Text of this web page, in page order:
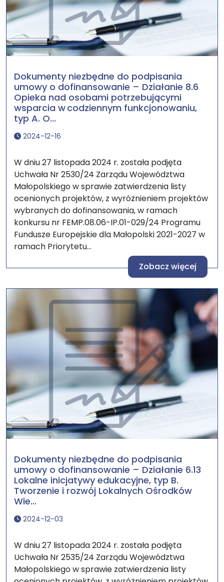
Dokumenty niezbędne do podpisania
umowy o dofinansowanie – Działanie 8.6
Opieka nad osobami potrzebującymi
wsparcia w codziennym funkcjonowaniu,
typ A. O...
2024-12-16
W dniu 27 listopada 2024 r. została podjęta
Uchwała Nr 2530/24 Zarządu Województwa
Małopolskiego w sprawie zatwierdzenia listy
ocenionych projektów, z wyróżnieniem projektów
wybranych do dofinansowania, w ramach
konkursu nr FEMP.08.06-IP.01-029/24 Programu
Fundusze Europejskie dla Małopolski 2021-2027 w
ramach Priorytetu...
Zobacz więcej
Dokumenty niezbędne do podpisania
umowy o dofinansowanie – Działanie 6.13
Lokalne inicjatywy edukacyjne, typ B.
Tworzenie i rozwój Lokalnych Ośrodków
Wie...
2024-12-03
W dniu 27 listopada 2024 r. została podjęta
Uchwała Nr 2535/24 Zarządu Województwa
Małopolskiego w sprawie zatwierdzenia listy